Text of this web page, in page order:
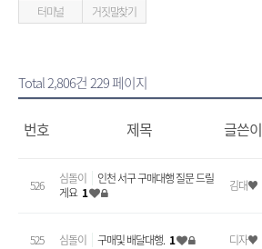
터미널
거짓말찾기
Total 2,806건229 페이지
번호 제목 글쓴이
526 심돌이
인천 서구 구매대행 질문 드릴
게요 1 김대♥
525 심돌이 구매및 배달대행. 1 디자♥